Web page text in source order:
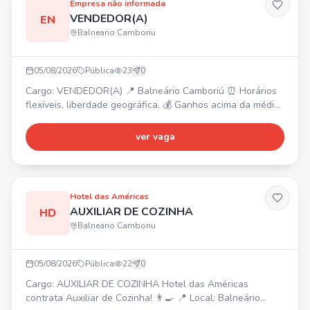
EN
Empresa não informada
VENDEDOR(A)
Balneario Camboriu
05/08/2026 Pública 23 0
Cargo: VENDEDOR(A) 📍 Balneário Camboriú ⏰ Horários
flexíveis, liberdade geográfica. 💰 Ganhos acima da média
anuais. ✨ Oferecemos plano de carreira. ✅ Requisitos:
Não exige experiência, ser comprometido, ter vontade de
ver vaga
HD
Hotel das Américas
AUXILIAR DE COZINHA
Balneario Camboriu
05/08/2026 Pública 22 0
Cargo: AUXILIAR DE COZINHA Hotel das Américas
contrata Auxiliar de Cozinha! 👨‍🍳 📍 Local: Balneário